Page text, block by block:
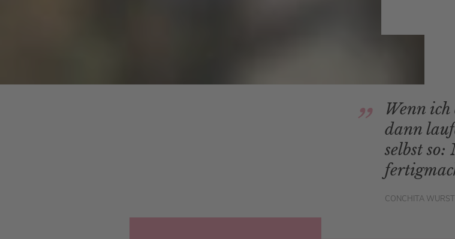
Wenn
dann
selbst
CONCHITA WURST